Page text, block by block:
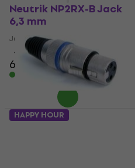
Neutrik NP2RX-B Jack
6,3 mm
Jack 6,3 mm
4,9 /5
6,79 €
Na stanju u skladištu
HAPPY HOUR